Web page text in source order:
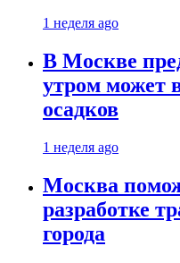
1 неделя ago
В Москве
утром может
осадков
1 неделя ago
Москва
разработке
города